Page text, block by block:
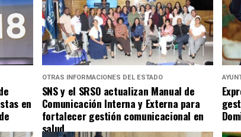
en
OTRAS INFORMACIONES DEL ESTADO
SNS y el SRSO actualizan Manual de
Comunicación Interna y Externa para
fortalecer gestión comunicacional en
salud